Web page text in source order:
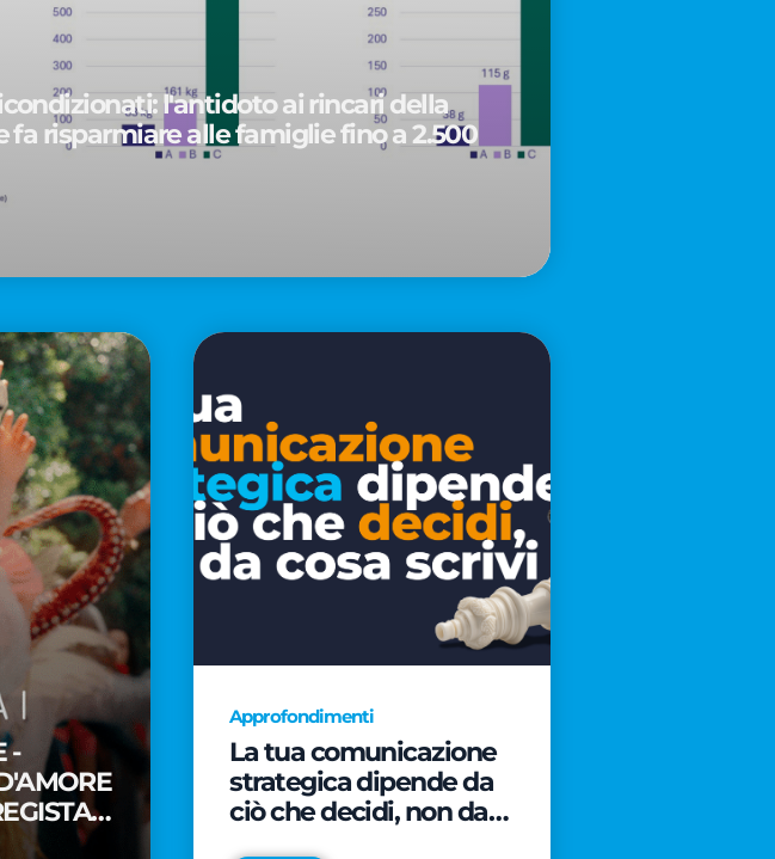
l'antidoto ai rincari della
fa risparmiare alle famiglie fino a 2.500
-
Approfondimenti
La tua comunicazione
strategica dipende da
ciò che decidi, non da